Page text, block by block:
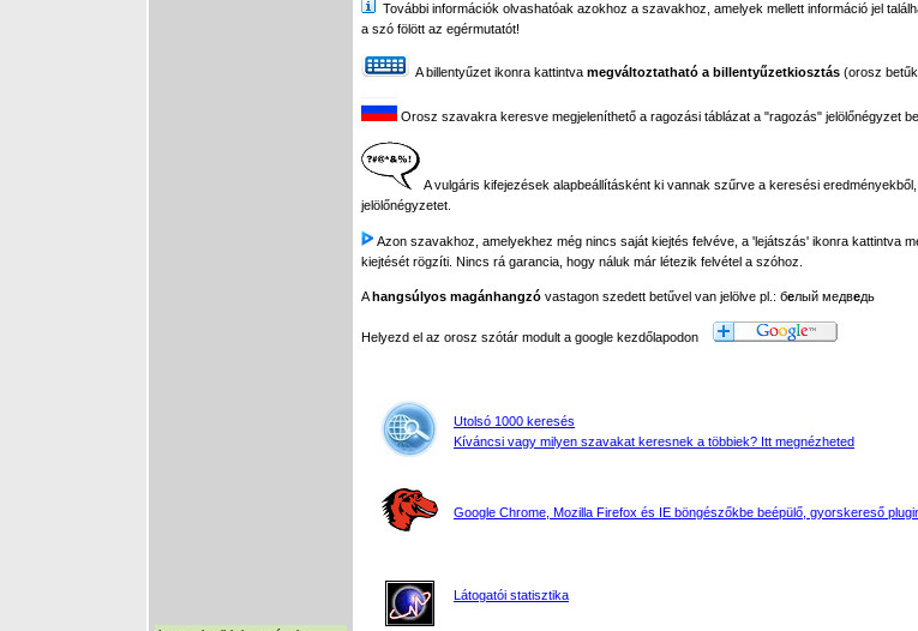
További információk olvashatóak azokhoz a szavakhoz, amelyek mellett információ jel
a szó fölött az egérmutatót!
A billentyűzet ikonra kattintva megváltoztatható a billentyűzetkiosztás (orosz
Orosz szavakra keresve megjeleníthető a ragozási táblázat a "ragozás" jelölőnégyzet
A vulgáris kifejezések alapbeállításként ki vannak szűrve a keresési
jelölőnégyzetet.
Azon szavakhoz, amelyekhez még nincs saját kiejtés felvéve, a 'lejátszás' ikonra kattintva
kiejtését rögzíti. Nincs rá garancia, hogy náluk már létezik felvétel a szóhoz.
Ahangsúlyos magánhangzó vastagon szedett betűvel van jelölve pl.: белый медведь
Helyezd el az orosz szótár modult a google kezdőlapodon
Utolsó 1000 keresés
Kíváncsi vagy milyen szavakat keresnek a többiek? Itt megnézheted
Google Chrome, Mozilla Firefox és IE böngészőkbe beépülő, gyorskereső
Látogatói statisztika